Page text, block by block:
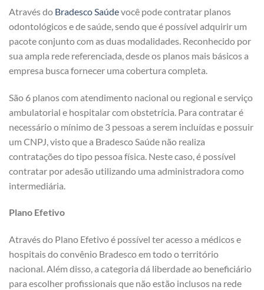
Através do Bradesco Saúdevocê pode contratar planos
odontológicos e de saúde, sendo que é possível adquirir um
pacote conjunto com as duas modalidades. Reconhecido por
sua ampla rede referenciada, desde os planos mais básicos a
empresa busca fornecer uma cobertura completa.
São 6 planos com atendimento nacional ou regional e serviço
ambulatorial e hospitalar com obstetrícia. Para contratar é
necessário o mínimo de 3 pessoas a serem incluídas e possuir
um CNPJ, visto que a Bradesco Saúde não realiza
contratações do tipo pessoa física. Neste caso, é possível
contratar por adesão utilizando uma administradora como
intermediária.
Plano Efetivo
Através do Plano Efetivo é possível ter acesso a médicos e
hospitais do convênio Bradesco em todo o território
nacional. Além disso, a categoria dá liberdade ao beneficiário
para escolher profissionais que não estão inclusos na rede